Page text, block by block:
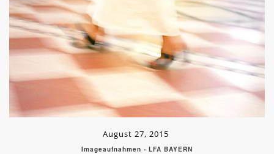
August 27, 2015
Imageaufnahmen - LFA BAYERN